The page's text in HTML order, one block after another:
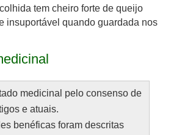
tem cheiro forte de queijo
insuportável quando guardada nos
medicinal pelo consenso de
e atuais.
benéficas foram descritas